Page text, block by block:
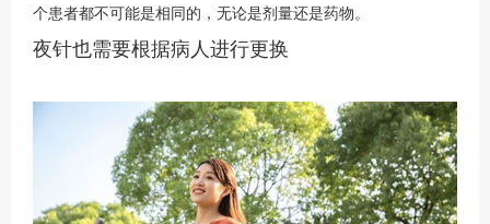
个患者都不可能是相同的，无论是剂量还是药物。
夜针也需要根据病人进行更换